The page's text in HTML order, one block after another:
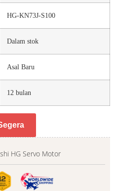
HG-KN73J-S100
Dalam stok
Asal Baru
12 bulan
HG Servo Motor